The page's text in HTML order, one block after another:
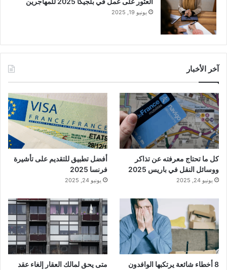
يونيو 19, 2025
آخر الأخبار
كل ما تحتاج معرفته عن تذاكر
ووسائل النقل في باريس 2025
يونيو 24, 2025
أفضل تطبيق للتقديم على تأشيرة
فرنسا 2025
يونيو 24, 2025
8 أخطاء شائعة يرتكبها الوافدون متى يحق لمالك العقار إلغاء عقد